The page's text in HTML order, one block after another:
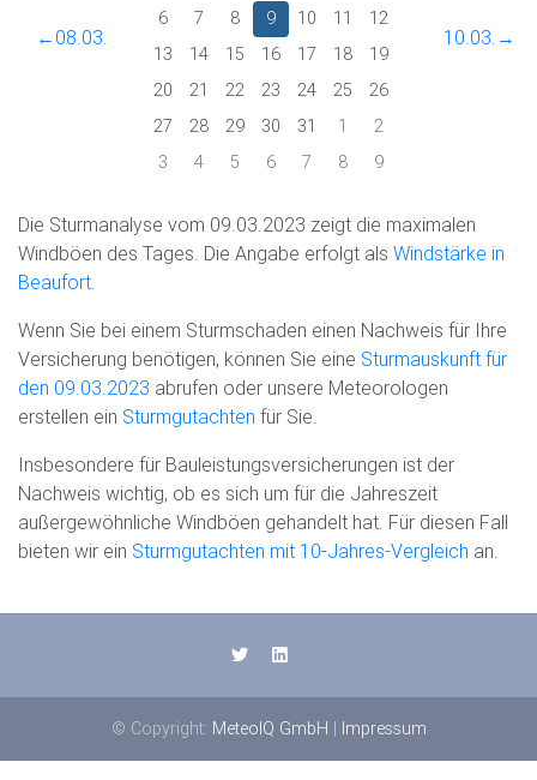
←08.03.
6
7 8 9 10 11
12
13
14 15 16 17 18
19
20
21 22 23 24 25
26
27
28 29 30 31 1
2
3
4 5 6 7 8 9
10.03.→
Die Sturmanalyse vom 09.03.2023 zeigt die maximalen
Windböen des Tages. Die Angabe erfolgt als Windstärke in
Beaufort
Wenn Sie bei einem Sturmschaden einen Nachweis für Ihre
Versicherung benötigen, können Sie eine Sturmauskunft für
den 09.03.2023 abrufen oder unsere Meteorologen
erstellen ein Sturmgutachten für Sie.
Insbesondere für Bauleistungsversicherungen ist der
Nachweis wichtig, ob es sich um für die Jahreszeit
außergewöhnliche Windböen gehandelt hat. Für diesen Fall
bieten wir ein Sturmgutachten mit 10-Jahres-Vergleich an.
© Copyright: MeteoIQ GmbH | Impressum